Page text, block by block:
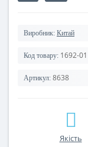
Виробник: Китай
Код товару: 1692-01
Артикул: 8638
Якість